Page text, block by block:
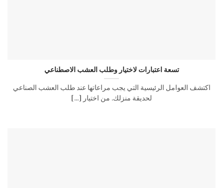
تسعة اعتبارات لاختيار وطلب العشب الاصطناعي
اكتشف العوامل الرئيسية التي يجب مراعاتها عند طلب العشب الصناعي
لحديقة منزلك. من اختيار [...]